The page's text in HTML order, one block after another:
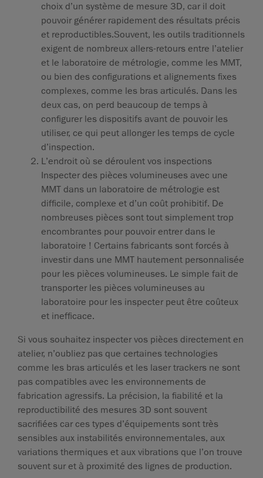
choix d’un système de mesure 3D, car il doit
pouvoir générer rapidement des résultats précis
et reproductibles.Souvent, les outils traditionnels
exigent de nombreux allers-retours entre l’atelier
et le laboratoire de métrologie, comme les MMT,
ou bien des configurations et alignements fixes
complexes, comme les bras articulés. Dans les
deux cas, on perd beaucoup de temps à
configurer les dispositifs avant de pouvoir les
utiliser, ce qui peut allonger les temps de cycle
d’inspection.
L’endroit où se déroulent vos inspections
Inspecter des pièces volumineuses avec une
MMT dans un laboratoire de métrologie est
difficile, complexe et d’un coût prohibitif. De
nombreuses pièces sont tout simplement trop
encombrantes pour pouvoir entrer dans le
laboratoire ! Certains fabricants sont forcés à
investir dans une MMT hautement personnalisée
pour les pièces volumineuses. Le simple fait de
transporter les pièces volumineuses au
laboratoire pour les inspecter peut être coûteux
et inefficace.
Si vous souhaitez inspecter vos pièces directement en
atelier, n’oubliez pas que certaines technologies
comme les bras articulés et les laser trackers ne sont
pas compatibles avec les environnements de
fabrication agressifs. La précision, la fiabilité et la
reproductibilité des mesures 3D sont souvent
sacrifiées car ces types d’équipements sont très
sensibles aux instabilités environnementales, aux
variations thermiques et aux vibrations que l’on trouve
souvent sur et à proximité des lignes de production.